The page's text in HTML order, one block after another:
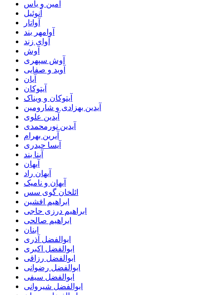
آمین و یاس
آنوئیل
آواتار
آوامهر بند
آوای زند
آوش
آوش سپهری
آوید و صفایی
آیان
آیتوکان
آیتوکان و ویناک
آیدین بهزادی و شارومین
آیدین علوی
آیدین نورمحمدی
آیرین بهرام
آیسا حیدری
آینا بند
آیهان
آیهان راد
آیهان و نامیک
ائلخان گوی سس
ابراهیم افشین
ابراهیم درزی حاجی
ابراهیم صالحی
ابنان
ابوالفضل آذری
ابوالفضل اکبری
ابوالفضل رزاقی
ابوالفضل رضوانی
ابوالفضل سیفی
ابوالفضل شیروانی